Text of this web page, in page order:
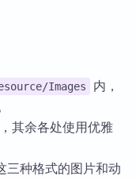
Images
内，
其余各处使用优雅
三种格式的图片和动